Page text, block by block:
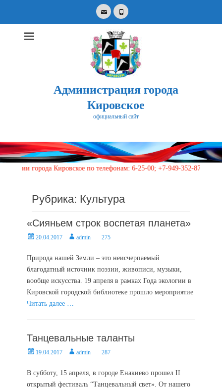
EmailPhone
Администрация города
Кировское
официальный сайт
for:
Кировское по телефонам: 6-25-00; +7-949-352-87-40, 113
Рубрика: Культура
«Сияньем строк воспетая планета»
Posted20.04.2017 Authoradmin 275
Природа нашей Земли – это неисчерпаемый
благодатный источник поэзии, живописи, музыки,
вообще искусства. 19 апреля в рамках Года экологии в
Кировской городской библиотеке прошло мероприятие
Читать далее …
Танцевальные таланты
Posted19.04.2017 Authoradmin 287
В субботу, 15 апреля, в городе Енакиево прошел II
открытый фестиваль “Танцевальный свет». От нашего